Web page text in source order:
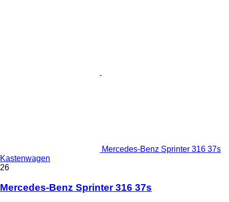
Mercedes-Benz Sprinter 316 37s
Kastenwagen
26
Mercedes-Benz Sprinter 316 37s